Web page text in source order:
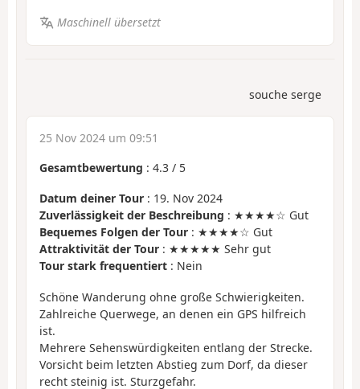
Maschinell übersetzt
souche serge
25 Nov 2024 um 09:51
Gesamtbewertung : 4.3 / 5
Datum deiner Tour : 19. Nov 2024
Zuverlässigkeit der Beschreibung : ★★★★☆ Gut
Bequemes Folgen der Tour : ★★★★☆ Gut
Attraktivität der Tour : ★★★★★ Sehr gut
Tour stark frequentiert : Nein
Schöne Wanderung ohne große Schwierigkeiten.
Zahlreiche Querwege, an denen ein GPS hilfreich
ist.
Mehrere Sehenswürdigkeiten entlang der Strecke.
Vorsicht beim letzten Abstieg zum Dorf, da dieser
recht steinig ist. Sturzgefahr.